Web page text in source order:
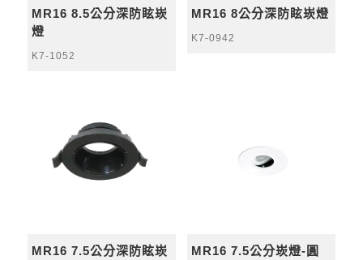
MR16 8.5公分深防眩崁
燈
K7-1052
MR16 8公分深防眩崁燈
K7-0942
MR16 7.5公分深防眩崁
MR16 7.5公分崁燈-圓